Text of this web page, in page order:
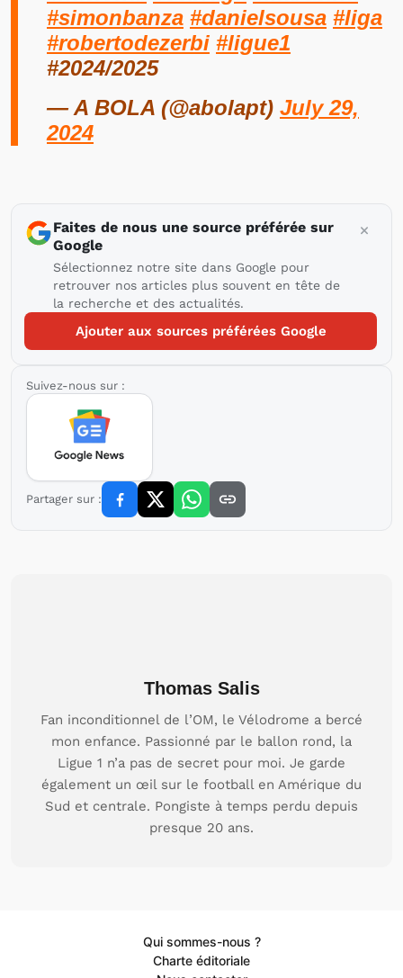
#simonbanza #danielsousa #liga
#robertodezerbi #ligue1
#2024/2025
— A BOLA (@abolapt) July 29,
2024
Faites de nous une source préférée sur
Google
Sélectionnez notre site dans Google pour
retrouver nos articles plus souvent en tête de
la recherche et des actualités.
Ajouter aux sources préférées Google
Suivez-nous sur :
Partager sur :
Thomas Salis
Fan inconditionnel de l’OM, le Vélodrome a bercé
mon enfance. Passionné par le ballon rond, la
Ligue 1 n’a pas de secret pour moi. Je garde
également un œil sur le football en Amérique du
Sud et centrale. Pongiste à temps perdu depuis
presque 20 ans.
Qui sommes-nous ?
Charte éditoriale